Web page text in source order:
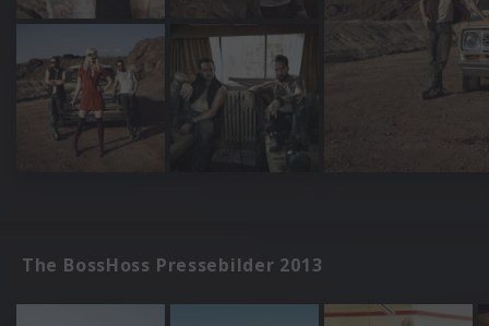
The BossHoss Pressebilder 2013